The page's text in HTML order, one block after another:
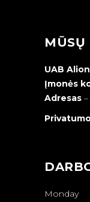
MŪSŲ
UAB
Įmonės
Adresas –
Monday